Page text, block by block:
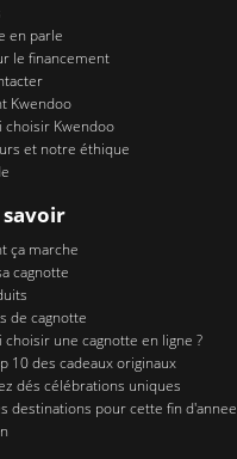
en parle
le financement
Kwendoo
choisir Kwendoo
et notre éthique
savoir
ça marche
cagnotte
de cagnotte
choisir une cagnotte en ligne ?
10 des cadeaux originaux
dés célébrations uniques
destinations pour cette fin d'annee